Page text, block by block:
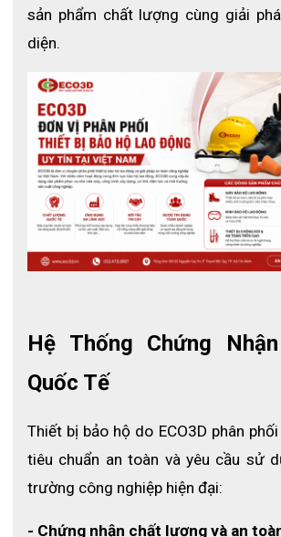
vi sử dụng bình thường.
Dòng găng tay Nitrile còn tuân thủ kiểm
Thiết kế tiện ích
Phần đầu ngón tay được phủ nhám giúp
sản phẩm chất lượng cùng giải
diện.
Hệ Thống Chứng
Quốc Tế
Thiết bị bảo hộ do ECO3D phân
tiêu chuẩn an toàn và yêu cầu sử
trường công nghiệp hiện đại:
- Chứng nhận chất lượng và an